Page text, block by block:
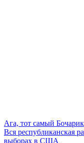
Ага, тот самый Бочарик
Вся республиканская
выборах в США